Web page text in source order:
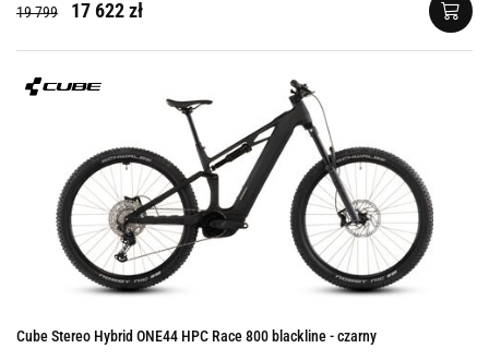
19 799 17 622 zł
Cube Stereo Hybrid ONE44 HPC Race 800 blackline - czarny